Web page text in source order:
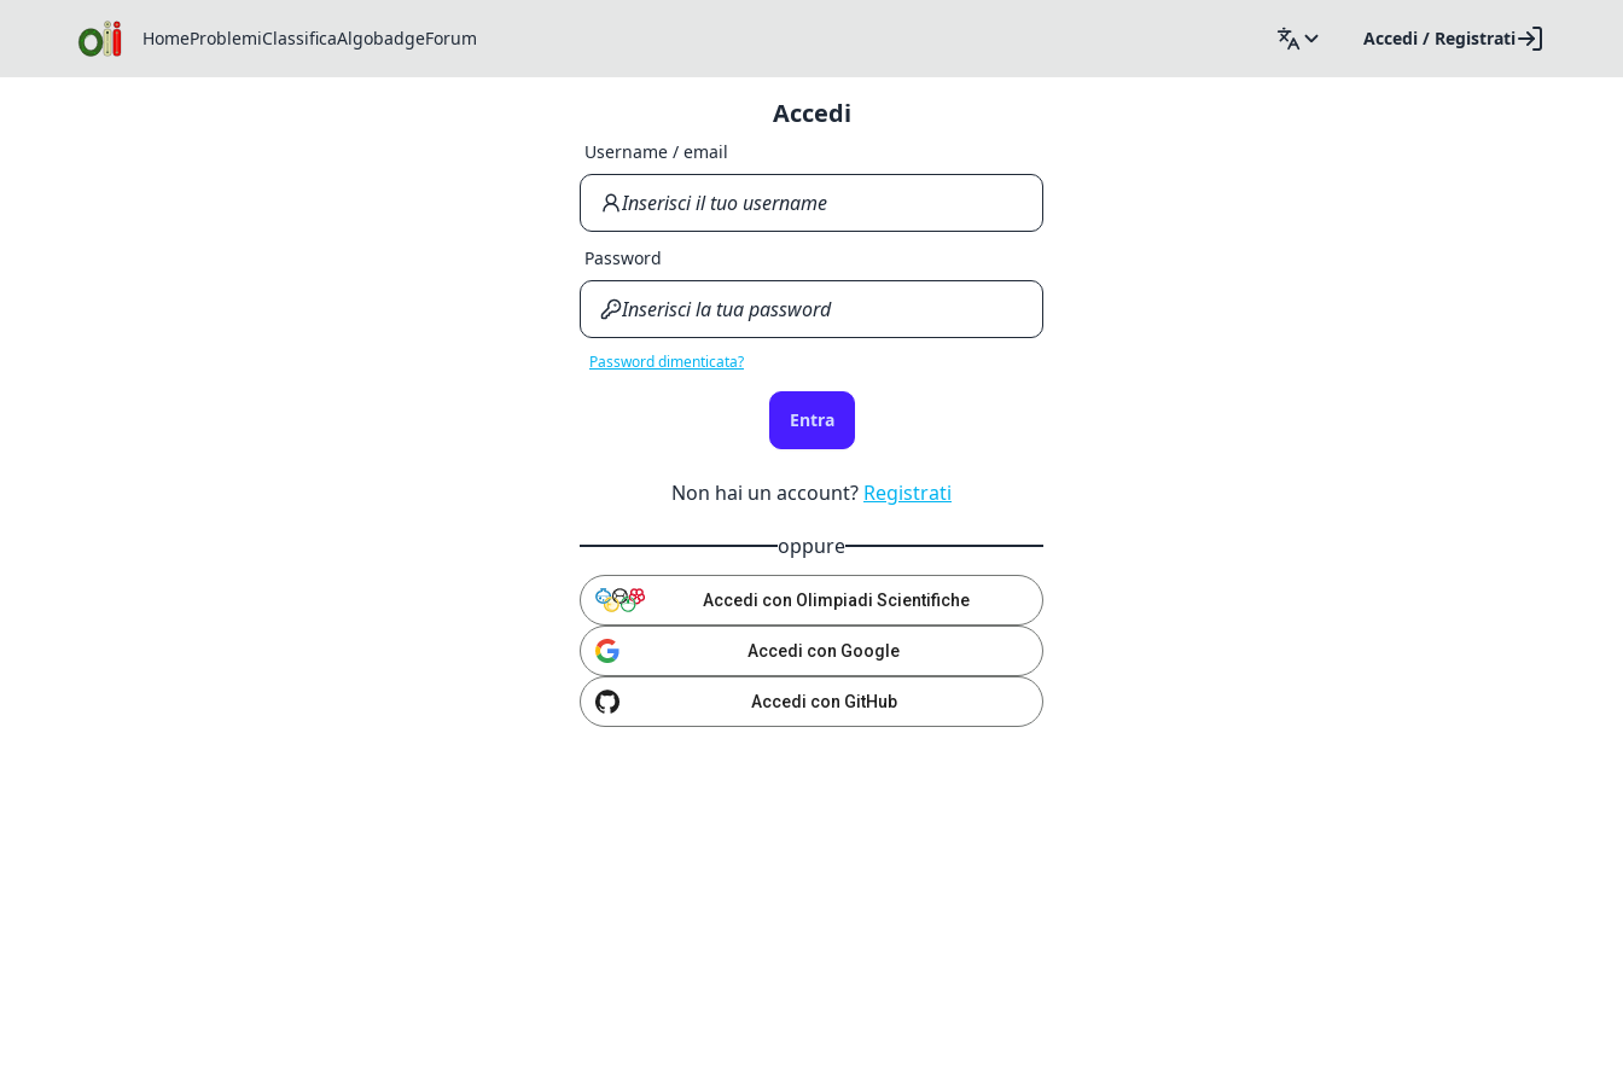
HomeProblemiClassificaAlgobadgeForum Accedi / Registrati
Accedi
Username / email
Password
Password dimenticata?
Entra
Non hai un account? Registrati
oppure
Accedi con Olimpiadi Scientifiche
Accedi con Google
Accedi con GitHub